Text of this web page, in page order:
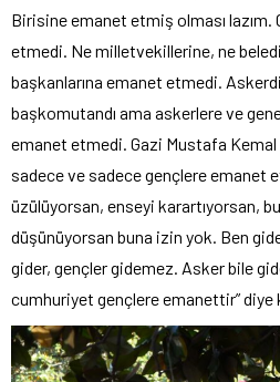
Birisine emanet etmiş olması lazım.
etmedi. Ne milletvekillerine, ne
başkanlarına emanet etmedi.
başkomutandı ama askerlere ve
emanet etmedi. Gazi Mustafa
sadece ve sadece gençlere emanet
üzülüyorsan, enseyi karartıyorsan,
düşünüyorsan buna izin yok. Ben
gider, gençler gidemez. Asker bile
cumhuriyet gençlere emanettir” diye